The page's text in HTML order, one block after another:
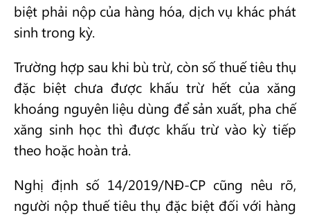
biệt phải nộp của hàng hóa, dịch vụ khác phát
sinh trong kỳ.
Trường hợp sau khi bù trừ, còn số thuế tiêu thụ
đặc biệt chưa được khấu trừ hết của xăng
khoáng nguyên liệu dùng để sản xuất, pha chế
xăng sinh học thì được khấu trừ vào kỳ tiếp
theo hoặc hoàn trả.
Nghị định số 14/2019/NĐ-CP cũng nêu rõ,
người nộp thuế tiêu thụ đặc biệt đối với hàng